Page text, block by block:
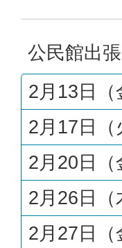
公民館出
2月13日（
2月17日（
2月20日（
2月26日（
2月27日（